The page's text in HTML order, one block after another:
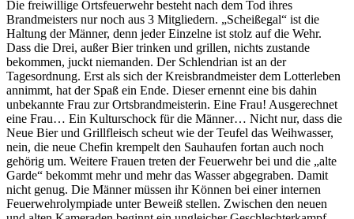
Die freiwillige Ortsfeuerwehr besteht nach dem Tod ihres
Brandmeisters nur noch aus 3 Mitgliedern. „Scheißegal“ ist die
Haltung der Männer, denn jeder Einzelne ist stolz auf die Wehr.
Dass die Drei, außer Bier trinken und grillen, nichts zustande
bekommen, juckt niemanden. Der Schlendrian ist an der
Tagesordnung. Erst als sich der Kreisbrandmeister dem Lotterleben
annimmt, hat der Spaß ein Ende. Dieser ernennt eine bis dahin
unbekannte Frau zur Ortsbrandmeisterin. Eine Frau! Ausgerechnet
eine Frau… Ein Kulturschock für die Männer… Nicht nur, dass die
Neue Bier und Grillfleisch scheut wie der Teufel das Weihwasser,
nein, die neue Chefin krempelt den Sauhaufen fortan auch noch
gehörig um. Weitere Frauen treten der Feuerwehr bei und die „alte
Garde“ bekommt mehr und mehr das Wasser abgegraben. Damit
nicht genug. Die Männer müssen ihr Können bei einer internen
Feuerwehrolympiade unter Beweiß stellen. Zwischen den neuen